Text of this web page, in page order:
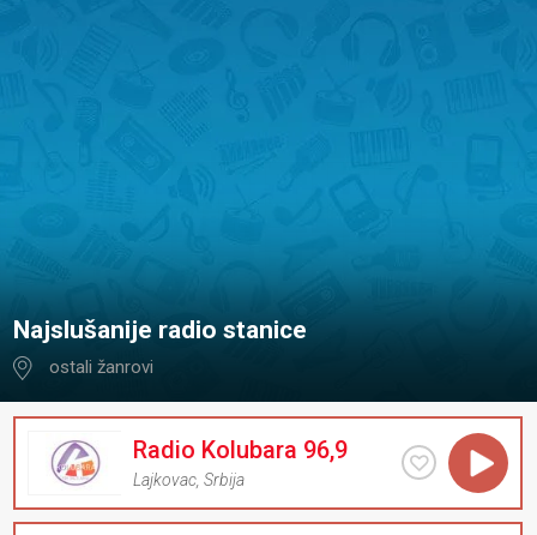
Najslušanije radio stanice
ostali žanrovi
Radio Kolubara 96,9
Lajkovac ,Srbija